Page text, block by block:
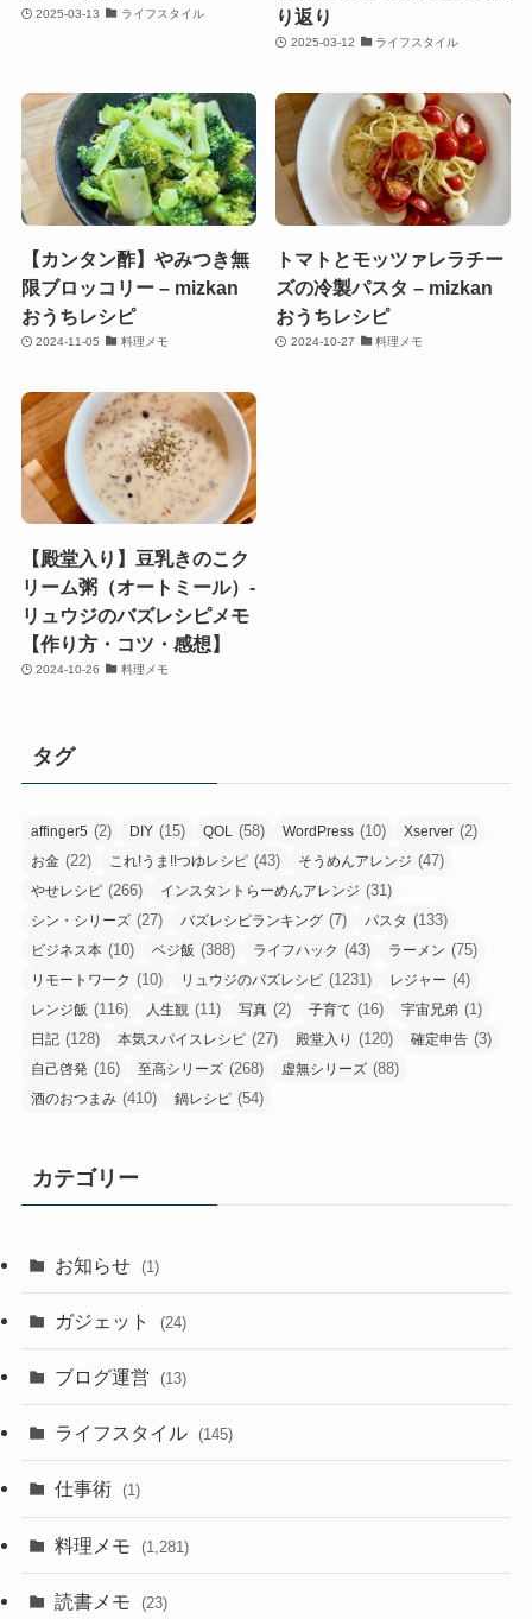
2025-03-13 ライフスタイル
り返り
2025-03-12 ライフスタイル
【カンタン酢】やみつき無
限ブロッコリー – mizkan
おうちレシピ
2024-11-05 料理メモ
トマトとモッツァレラチー
ズの冷製パスタ – mizkan
おうちレシピ
2024-10-27 料理メモ
【殿堂入り】豆乳きのこク
リーム粥（オートミール）-
リュウジのバズレシピメモ
【作り方・コツ・感想】
2024-10-26 料理メモ
タグ
affinger5 (2) DIY (15) QOL (58) WordPress (10) Xserver (2)
お金 (22) これ!うま!!つゆレシピ (43) そうめんアレンジ (47)
やせレシピ (266) インスタントらーめんアレンジ (31)
シン・シリーズ (27) バズレシピランキング (7) パスタ (133)
ビジネス本 (10) ベジ飯 (388) ライフハック (43) ラーメン (75)
リモートワーク (10) リュウジのバズレシピ (1231) レジャー (4)
レンジ飯 (116) 人生観 (11) 写真 (2) 子育て (16) 宇宙兄弟 (1)
日記 (128) 本気スパイスレシピ (27) 殿堂入り (120) 確定申告 (3)
自己啓発 (16) 至高シリーズ (268) 虚無シリーズ (88)
酒のおつまみ (410) 鍋レシピ (54)
カテゴリー
お知らせ (1)
ガジェット (24)
ブログ運営 (13)
ライフスタイル (145)
仕事術 (1)
料理メモ (1,281)
読書メモ (23)